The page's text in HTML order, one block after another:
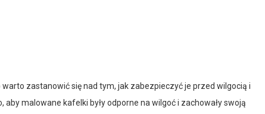
zastanowić się nad tym, jak zabezpieczyć je przed wilgocią i
malowane kafelki były odporne na wilgoć i zachowały swoją